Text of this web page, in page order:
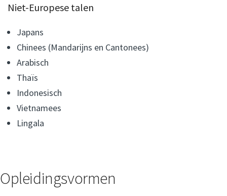
Niet-Europese talen
Japans
Chinees (Mandarijns en Cantonees)
Arabisch
Thaïs
Indonesisch
Vietnamees
Lingala
Opleidingsvormen